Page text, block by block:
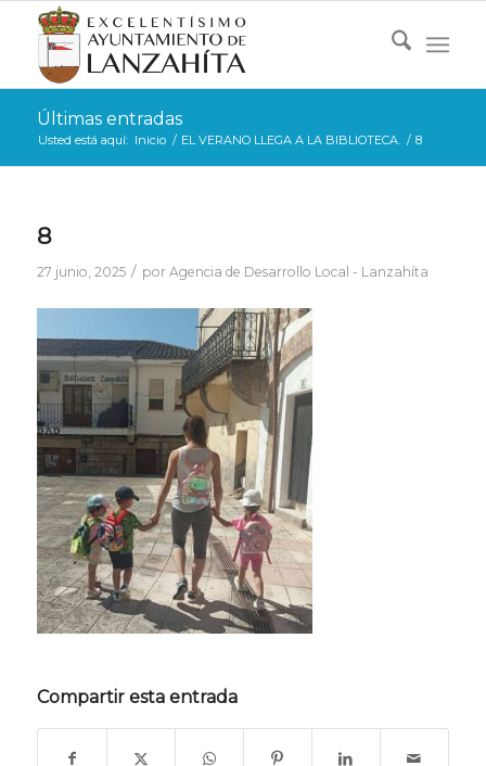
Últimas entradas
Usted está aquí: Inicio / EL VERANO LLEGA A LA BIBLIOTECA. / 8
8
27 junio, 2025 / por Agencia de Desarrollo Local - Lanzahíta
Compartir esta entrada